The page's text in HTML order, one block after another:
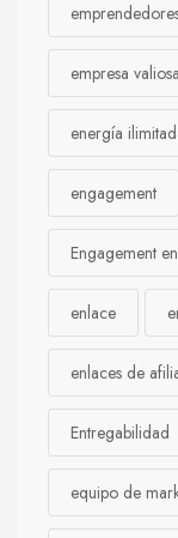
empresa valiosa
energía
engagement
Engagement
enlace
enlaces de
Entregabilidad
equipo de